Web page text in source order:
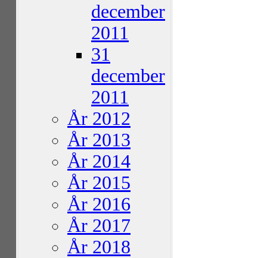
december
2011
31
december
2011
År 2012
År 2013
År 2014
År 2015
År 2016
År 2017
År 2018